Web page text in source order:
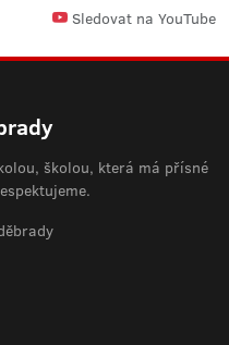
Sledovat na YouTube
školou, která má přísné